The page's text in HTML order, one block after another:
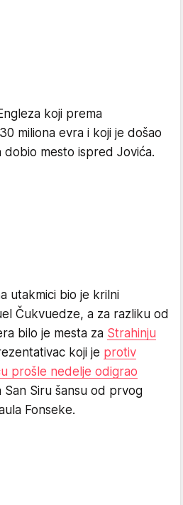
koji prema
miliona evra i koji je došao
dobio mesto ispred Jovića.
utakmici bio je krilni
Čukvuedze, a za razliku od
bilo je mesta za Strahinju
koji je protiv
prošle nedelje odigrao
San Siru šansu od prvog
Fonseke.